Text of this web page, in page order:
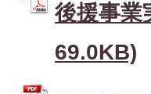
後援事業
69.0KB)